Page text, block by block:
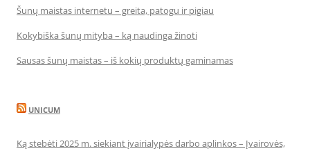
Šunų maistas internetu – greita, patogu ir pigiau
Kokybiška šunų mityba – ką naudinga žinoti
Sausas šunų maistas – iš kokių produktų gaminamas
UNICUM
Ką stebėti 2025 m. siekiant įvairialypės darbo aplinkos – Įvairovės,